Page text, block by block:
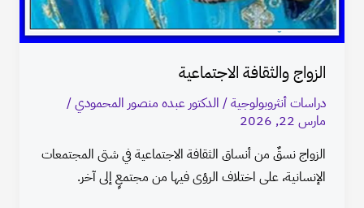
الزواج والثقافة الاجتماعية
دراسات أنثروبولوجية/ الدكتور عبده منصور المحمودي/
مارس 22, 2026
الزواج نسقٌ من أنساق الثقافة الاجتماعية في شتى المجتمعات
الإنسانية، على اختلاف الرؤى فيها من مجتمعٍ إلى آخر.